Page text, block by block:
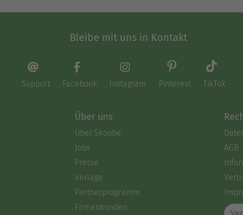
Bleibe mit uns in Kontakt
Support Facebook Instagram Pinterest TikTok
Über uns
Über Skoobe
Jobs
Presse
Verlage
Partnerprogramm
Firmenkunden
AGB